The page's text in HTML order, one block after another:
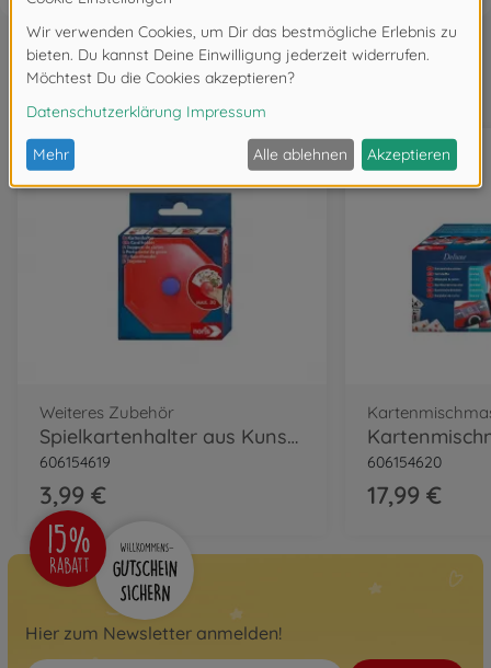
Wird oft zusammen gekauft
Weiteres Zubehör
Spielkartenhalter aus Kunststoff
606154619
3,99 €
606154620
17,99 €
Hier zum Newsletter anmelden!